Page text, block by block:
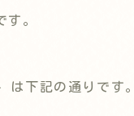
す。
下記の通りです。